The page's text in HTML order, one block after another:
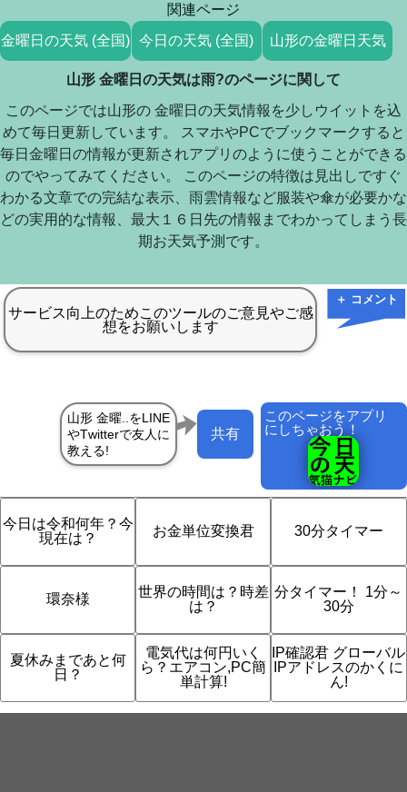
関連ページ
金曜日の天気 (全国) 今日の天気 (全国) 山形の金曜日天気
山形 金曜日の天気は雨?のページに関して
このページでは山形の 金曜日の天気情報を少しウイットを込
めて毎日更新しています。 スマホやPCでブックマークすると
毎日金曜日の情報が更新されアプリのように使うことができる
のでやってみてください。 このページの特徴は見出しですぐ
わかる文章での完結な表示、雨雲情報など服装や傘が必要かな
どの実用的な情報、最大１６日先の情報までわかってしまう長
期お天気予測です。
＋ コメント
このページをアプリ
にしちゃおう！
共有
今日は令和何年？今
現在は？
お金単位変換君 30分タイマー
環奈様
世界の時間は？時差
は？
分タイマー！ 1分～
30分
夏休みまであと何
日？
電気代は何円いく
ら？エアコン,PC簡
単計算!
IP確認君 グローバル
IPアドレスのかくに
ん!